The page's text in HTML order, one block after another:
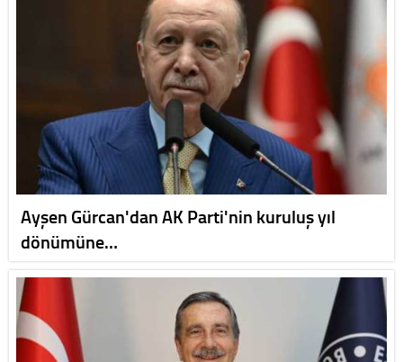
Ayşen Gürcan'dan AK Parti'nin kuruluş yıl
dönümüne…